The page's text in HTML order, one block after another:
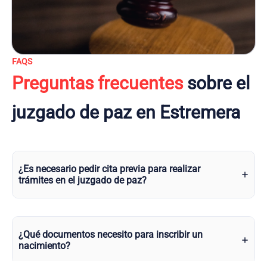
FAQS
Preguntas frecuentessobre el
juzgado de paz en Estremera
¿Es necesario pedir cita previa para realizar
trámites en el juzgado de paz?
¿Qué documentos necesito para inscribir un
nacimiento?